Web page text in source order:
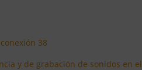
38
y de grabación de sonidos en el